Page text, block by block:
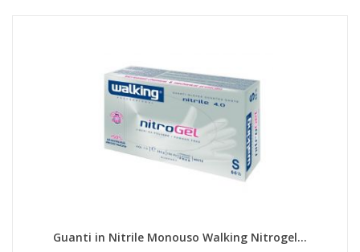
Guanti in Nitrile Monouso Walking Nitrogel...